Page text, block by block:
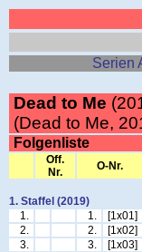
Serien
Dead to Me
(Dead to Me,
Folgenliste
Off.
Nr.
O-Nr.
1. Staffel (2019)
1.
1. [1x01]
2.
2. [1x02]
3.
3. [1x03]